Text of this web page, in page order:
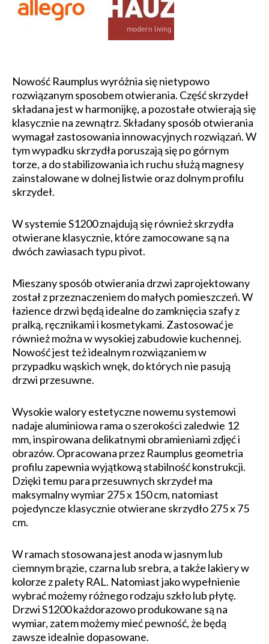
Nowość Raumplus wyróżnia się nietypowo
rozwiązanym sposobem otwierania. Część skrzydeł
składana jest w harmonijkę, a pozostałe otwierają się
klasycznie na zewnątrz. Składany sposób otwierania
wymagał zastosowania innowacyjnych rozwiązań. W
tym wypadku skrzydła poruszają się po górnym
torze, a do stabilizowania ich ruchu służą magnesy
zainstalowane w dolnej listwie oraz dolnym profilu
skrzydeł.
W systemie S1200 znajdują się również skrzydła
otwierane klasycznie, które zamocowane są na
dwóch zawiasach typu pivot.
Mieszany sposób otwierania drzwi zaprojektowany
został z przeznaczeniem do małych pomieszczeń. W
łazience drzwi będą idealne do zamknięcia szafy z
pralką, ręcznikami i kosmetykami. Zastosować je
również można w wysokiej zabudowie kuchennej.
Nowość jest też idealnym rozwiązaniem w
przypadku wąskich wnęk, do których nie pasują
drzwi przesuwne.
Wysokie walory estetyczne nowemu systemowi
nadaje aluminiowa rama o szerokości zaledwie 12
mm, inspirowana delikatnymi obramieniami zdjęć i
obrazów. Opracowana przez Raumplus geometria
profilu zapewnia wyjątkową stabilność konstrukcji.
Dzięki temu para przesuwnych skrzydeł ma
maksymalny wymiar 275 x 150 cm, natomiast
pojedyncze klasycznie otwierane skrzydło 275 x 75
cm.
W ramach stosowana jest anoda w jasnym lub
ciemnym brązie, czarna lub srebra, a także lakiery w
kolorze z palety RAL. Natomiast jako wypełnienie
wybrać możemy różnego rodzaju szkło lub płytę.
Drzwi S1200 każdorazowo produkowane są na
wymiar, zatem możemy mieć pewność, że będą
zawsze idealnie dopasowane.